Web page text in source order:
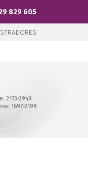
829 605
2173-2949
1697-2198